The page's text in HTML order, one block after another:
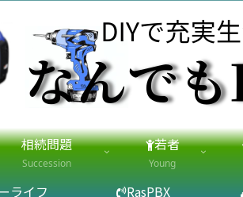
相続問題
Succession
若者
Young
ライフ RasPBX